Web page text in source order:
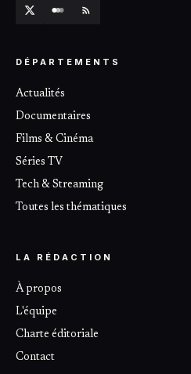
DÉPARTEMENTS
Actualités
Documentaires
Films & Cinéma
Séries TV
Tech & Streaming
Toutes les thématiques
LA RÉDACTION
À propos
L'équipe
Charte éditoriale
Contact